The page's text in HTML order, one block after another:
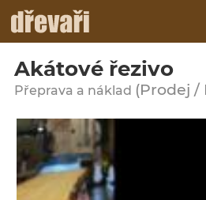
Akátové řezivo
Přeprava a náklad (Prodej /